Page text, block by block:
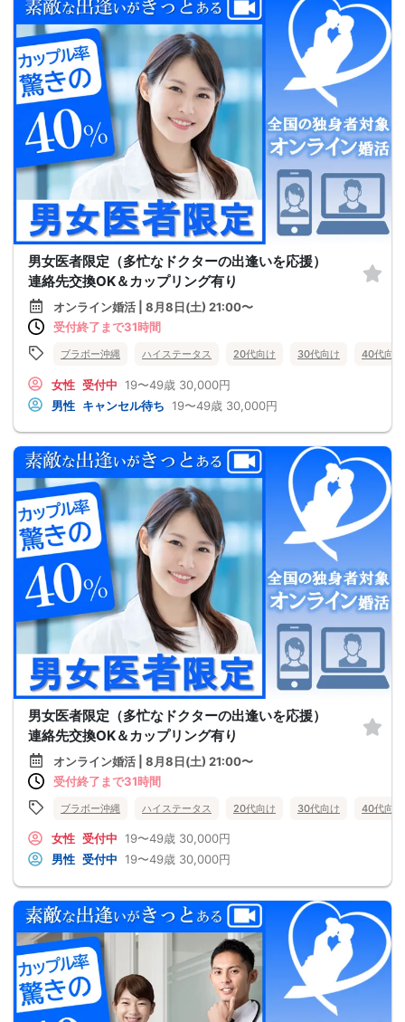
男女医者限定（多忙なドクターの出逢いを応援）
連絡先交換OK＆カップリング有り
オンライン婚活 | 8月8日(土) 21:00〜
受付終了まで31時間
ブラボー沖縄 ハイステータス 20代向け 30代向け 40代向け
女性 受付中 19〜49歳 30,000円
男性 キャンセル待ち 19〜49歳 30,000円
男女医者限定（多忙なドクターの出逢いを応援）
連絡先交換OK＆カップリング有り
オンライン婚活 | 8月8日(土) 21:00〜
受付終了まで31時間
ブラボー沖縄 ハイステータス 20代向け 30代向け 40代向け
女性 受付中 19〜49歳 30,000円
男性 受付中 19〜49歳 30,000円